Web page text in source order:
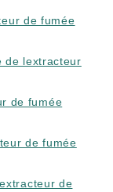
de fumée
de lextracteur
de fumée
de fumée
de